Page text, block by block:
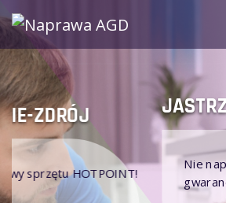
JASTRZĘBIE-ZDRÓJ
Nie naprawiamy sprzętu
gwarancji!